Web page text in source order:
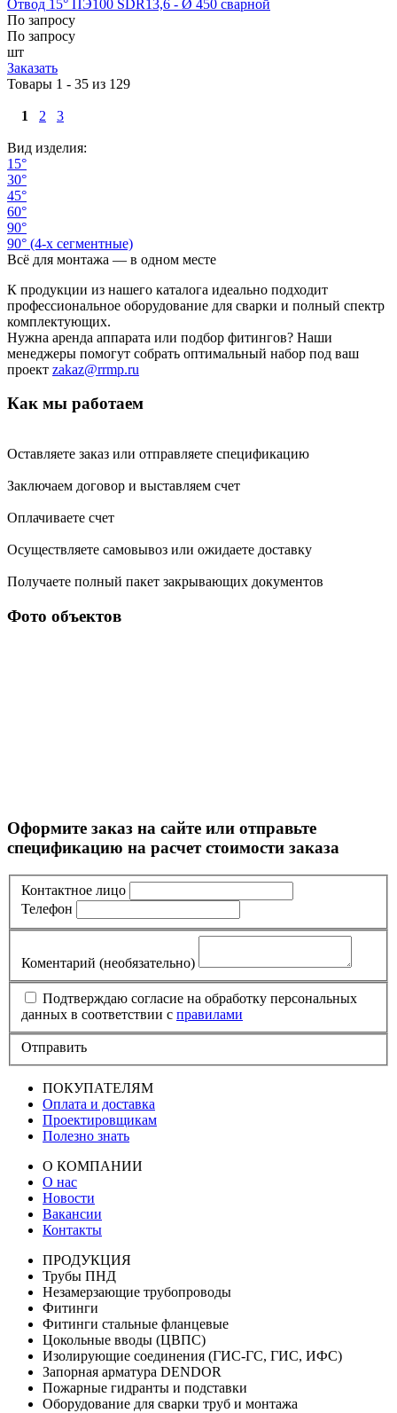
Отвод 15° ПЭ100 SDR13,6 - Ø 450 сварной
По запросу
По запросу
шт
Заказать
Товары 1 - 35 из 129
1 2 3
Вид изделия:
15°
30°
45°
60°
90°
90° (4-х сегментные)
Всё для монтажа — в одном месте
К продукции из нашего каталога идеально подходит
профессиональное оборудование для сварки и полный спектр
комплектующих.
Нужна аренда аппарата или подбор фитингов? Наши
менеджеры помогут собрать оптимальный набор под ваш
проект zakaz@rrmp.ru
Как мы работаем
Оставляете заказ или отправляете спецификацию
Заключаем договор и выставляем счет
Оплачиваете счет
Осуществляете самовывоз или ожидаете доставку
Получаете полный пакет закрывающих документов
Фото объектов
Оформите заказ на сайте или отправьте
спецификацию на расчет стоимости заказа
Контактное лицо
Телефон
Коментарий (необязательно)
Подтверждаю согласие на обработку персональных
данных в соответствии с правилами
Отправить
ПОКУПАТЕЛЯМ
Оплата и доставка
Проектировщикам
Полезно знать
О КОМПАНИИ
О нас
Новости
Вакансии
Контакты
ПРОДУКЦИЯ
Трубы ПНД
Незамерзающие трубопроводы
Фитинги
Фитинги стальные фланцевые
Цокольные вводы (ЦВПС)
Изолирующие соединения (ГИС-ГС, ГИС, ИФС)
Запорная арматура DENDOR
Пожарные гидранты и подставки
Оборудование для сварки труб и монтажа